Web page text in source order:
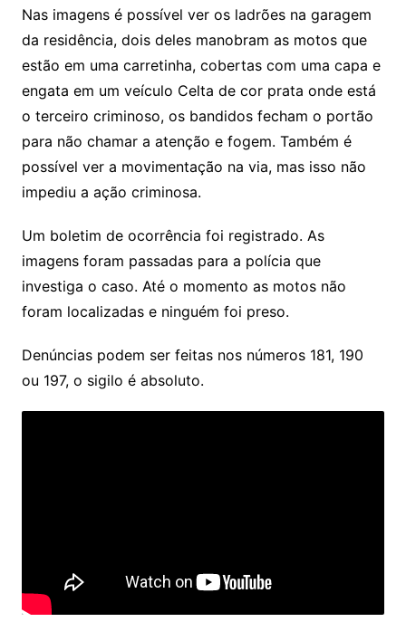
Nas imagens é possível ver os ladrões na garagem
da residência, dois deles manobram as motos que
estão em uma carretinha, cobertas com uma capa e
engata em um veículo Celta de cor prata onde está
o terceiro criminoso, os bandidos fecham o portão
para não chamar a atenção e fogem. Também é
possível ver a movimentação na via, mas isso não
impediu a ação criminosa.
Um boletim de ocorrência foi registrado. As
imagens foram passadas para a polícia que
investiga o caso. Até o momento as motos não
foram localizadas e ninguém foi preso.
Denúncias podem ser feitas nos números 181, 190
ou 197, o sigilo é absoluto.